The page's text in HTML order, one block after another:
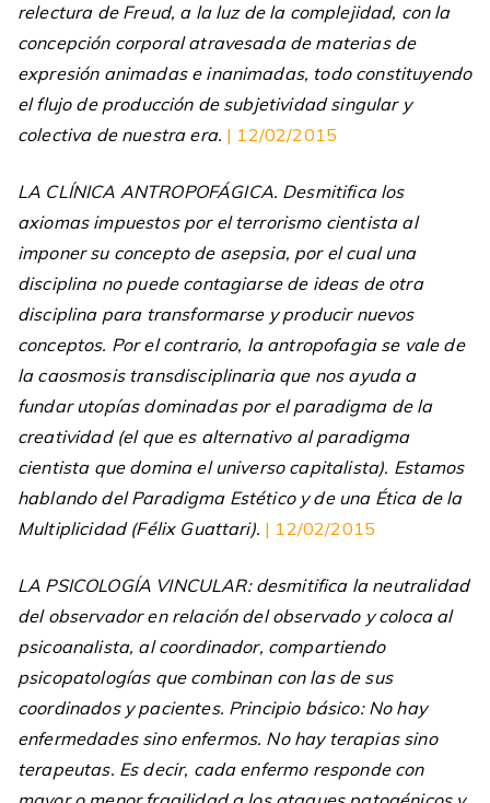
relectura de Freud, a la luz de la complejidad, con la
concepción corporal atravesada de materias de
expresión animadas e inanimadas, todo constituyendo
el flujo de producción de subjetividad singular y
colectiva de nuestra era. | 12/02/2015
LA CLÍNICA ANTROPOFÁGICA. Desmitifica los
axiomas impuestos por el terrorismo cientista al
imponer su concepto de asepsia, por el cual una
disciplina no puede contagiarse de ideas de otra
disciplina para transformarse y producir nuevos
conceptos. Por el contrario, la antropofagia se vale de
la caosmosis transdisciplinaria que nos ayuda a
fundar utopías dominadas por el paradigma de la
creatividad (el que es alternativo al paradigma
cientista que domina el universo capitalista). Estamos
hablando del Paradigma Estético y de una Ética de la
Multiplicidad (Félix Guattari). | 12/02/2015
LA PSICOLOGÍA VINCULAR: desmitifica la neutralidad
del observador en relación del observado y coloca al
psicoanalista, al coordinador, compartiendo
psicopatologías que combinan con las de sus
coordinados y pacientes. Principio básico: No hay
enfermedades sino enfermos. No hay terapias sino
terapeutas. Es decir, cada enfermo responde con